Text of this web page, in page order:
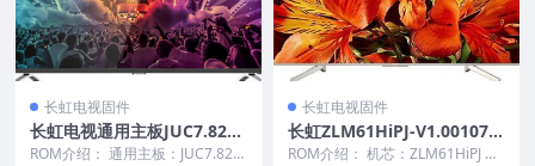
长虹电视固件
长虹电视通用主板JUC7.820.
00055577_LM38iSD_U盘刷
ROM介绍： 通用主板：JUC7.820.
长虹电视固件
长虹ZLM61HiPJ-V1.00107版
本USB整机软件刷机固件下载
ROM介绍： 机芯：ZLM61HiPJ 固